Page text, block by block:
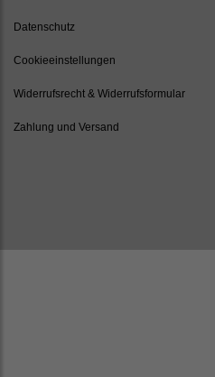
Datenschutz
Cookieeinstellungen
Widerrufsrecht & Widerrufsformular
Zahlung und Versand